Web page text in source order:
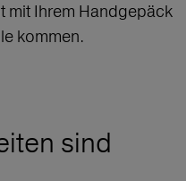
mit Ihrem Handgepäck
kommen.
sind